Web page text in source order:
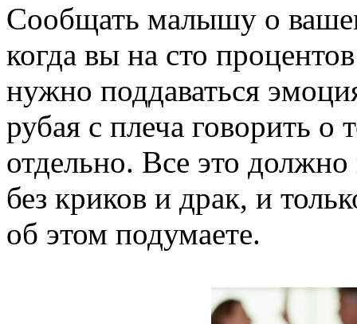
Сообщать малышу о
когда вы на сто
нужно поддаваться
рубая с плеча говорить о
отдельно. Все это
без криков и драк, и
об этом подумаете.